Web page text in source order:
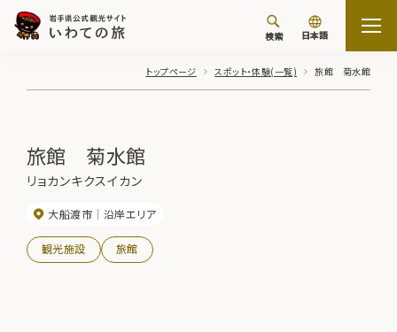
検索 日本語
トップページ スポット・体験(一覧) 旅館 菊水館
旅館 菊水館
リョカンキクスイカン
大船渡市 沿岸エリア
観光施設 旅館